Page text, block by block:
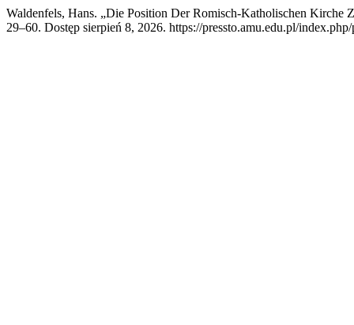
Waldenfels, Hans. „Die Position Der Romisch-Katholischen Kirche
29–60. Dostęp sierpień 8, 2026. https://pressto.amu.edu.pl/